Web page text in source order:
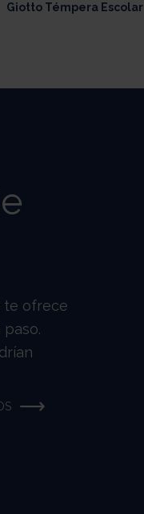
Giotto Témpera Escolar
te ofrece